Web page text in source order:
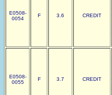
E0508-
0054
F 3.6 CREDIT
E0508-
0055
F 3.7 CREDIT